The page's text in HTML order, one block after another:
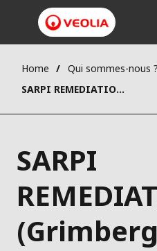
Home Qui sommes-nous ?
SARPI REMEDIATION (Grimbergen)
SARPI